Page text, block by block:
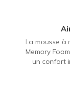
La mousse à
Memory
un confort